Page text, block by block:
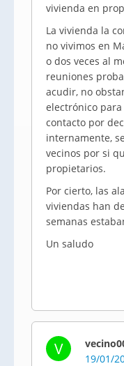
vivienda en
La vivienda la
no vivimos en
o dos veces al
reuniones
acudir, no
electrónico
contacto por
internamente,
vecinos por si
propietarios.
Por cierto, las
viviendas han
semanas
Un saludo
V
19/01/